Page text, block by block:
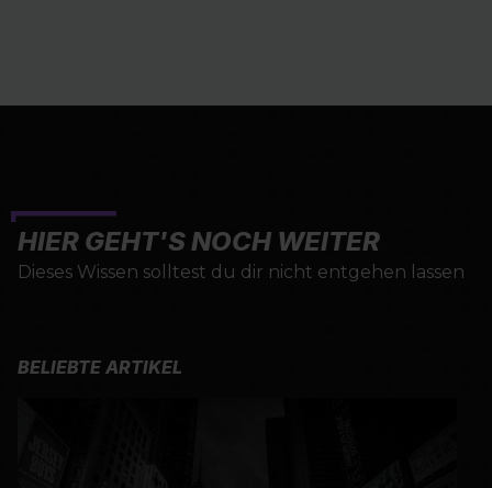
HIER GEHT'S NOCH WEITER
Dieses Wissen solltest du dir nicht entgehen lassen
BELIEBTE ARTIKEL